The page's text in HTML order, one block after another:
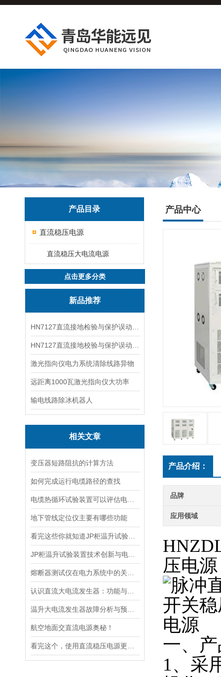
产品目录
直流稳压电源
直流稳压大电流电源
点击更多分类
新品推荐
激光指向仪电力系统清除线路异物
远距离1000瓦激光指向仪大功率
输电线路除冰机器人
相关文章
变压器短路阻抗的计算方法
如何完成运行电缆路径的查找
地下管线定位仪主要有哪些功能
航空地面交直流电源奥秘！
产品中心
产品介绍：
品牌
应用领域
压电源
一、
1、采